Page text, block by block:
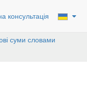
консультація
суми словами